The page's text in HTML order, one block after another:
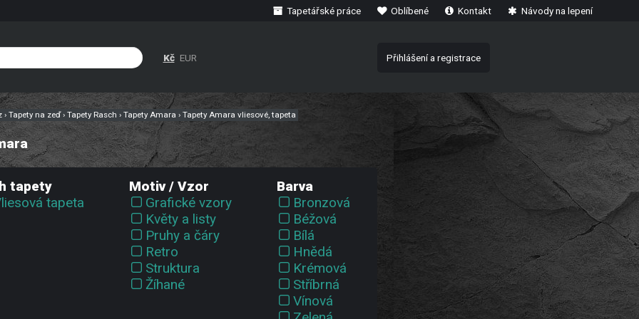
tapety
tapeta
Motiv / Vzor
Grafické vzory
Květy a listy
Pruhy a čáry
Retro
Struktura
Žíhané
Barva
Bronzová
Béžová
Bílá
Hnědá
Krémová
Stříbrná
Vínová
Tapetářské práce Oblíbené Kontakt Návody na lepení
›Tapety na zeď›Tapety Rasch ›Tapety Amara ›Tapety Amara vliesové, tapeta
Kč EUR Přihlášení a registrace